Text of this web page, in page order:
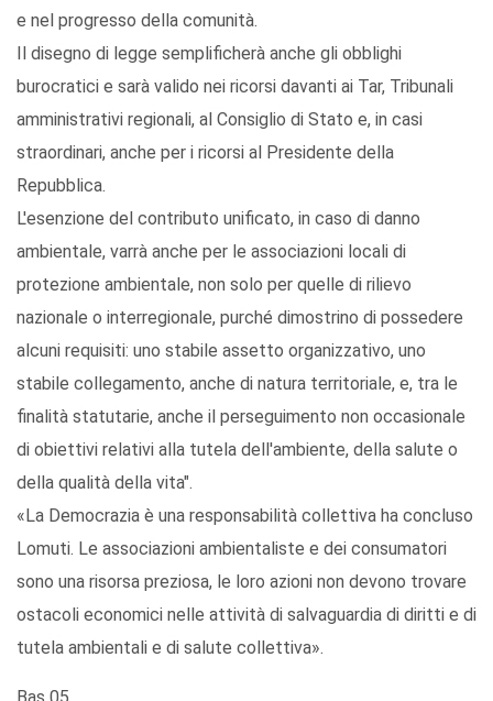
e nel progresso della comunità.
Il disegno di legge semplificherà anche gli obblighi
burocratici e sarà valido nei ricorsi davanti ai Tar, Tribunali
amministrativi regionali, al Consiglio di Stato e, in casi
straordinari, anche per i ricorsi al Presidente della
Repubblica.
L'esenzione del contributo unificato, in caso di danno
ambientale, varrà anche per le associazioni locali di
protezione ambientale, non solo per quelle di rilievo
nazionale o interregionale, purché dimostrino di possedere
alcuni requisiti: uno stabile assetto organizzativo, uno
stabile collegamento, anche di natura territoriale, e, tra le
finalità statutarie, anche il perseguimento non occasionale
di obiettivi relativi alla tutela dell'ambiente, della salute o
della qualità della vita".
«La Democrazia è una responsabilità collettiva ha concluso
Lomuti. Le associazioni ambientaliste e dei consumatori
sono una risorsa preziosa, le loro azioni non devono trovare
ostacoli economici nelle attività di salvaguardia di diritti e di
tutela ambientali e di salute collettiva».